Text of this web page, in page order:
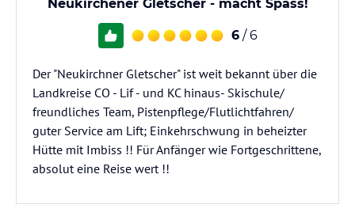
Neukirchener Gletscher - macht Spass!
6 / 6
Der "Neukirchner Gletscher" ist weit bekannt über die
Landkreise CO - Lif - und KC hinaus- Skischule/
freundliches Team, Pistenpflege/Flutlichtfahren/
guter Service am Lift; Einkehrschwung in beheizter
Hütte mit Imbiss !! Für Anfänger wie Fortgeschrittene,
absolut eine Reise wert !!